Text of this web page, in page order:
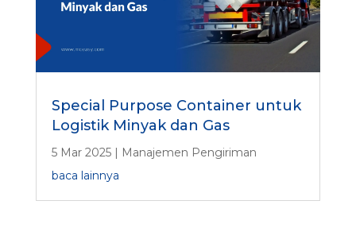
Special Purpose Container untuk
Logistik Minyak dan Gas
5 Mar 2025| Manajemen Pengiriman
baca lainnya